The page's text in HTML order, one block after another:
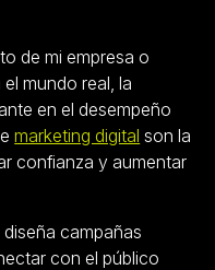
de mi empresa o
mundo real, la
en el desempeño
marketing digital son la
confianza y aumentar
campañas
con el público